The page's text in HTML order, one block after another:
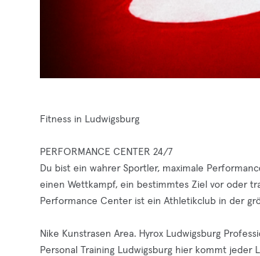
Fitness in Ludwigsburg
PERFORMANCE CENTER 24/7
Du bist ein wahrer Sportler, maximale
einen Wettkampf, ein bestimmtes Ziel vor oder
Performance Center ist ein Athletikclub in der
Nike Kunstrasen Area. Hyrox Ludwigsburg
Personal Training Ludwigsburg hier kommt